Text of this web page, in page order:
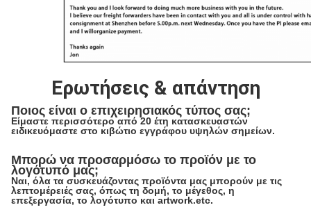
Ερωτήσεις & απάντηση
Ποιος είναι ο επιχειρησιακός τύπος σας;
Είμαστε περισσότερο από 20 έτη κατασκευαστών
ειδικευόμαστε στο κιβώτιο εγγράφου υψηλών σημείων.
Μπορώ να προσαρμόσω το προϊόν με το
λογότυπό μας;
Ναι, όλα τα συσκευάζοντας προϊόντα μας μπορούν με τις
λεπτομέρειές σας, όπως τη δομή, το μέγεθος, η
επεξεργασία, το λογότυπο και artwork.etc.